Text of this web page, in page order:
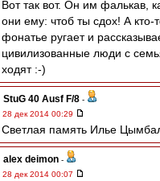
Вот так вот. Он им фалькав,
они ему: чтоб ты сдох! А
фонатье ругает и
цивилизованные люди с
ходят :-)
StuG 40 Ausf F/8 -
28 дек 2014 00:29
Светлая память Илье
alex deimon -
28 дек 2014 00:07